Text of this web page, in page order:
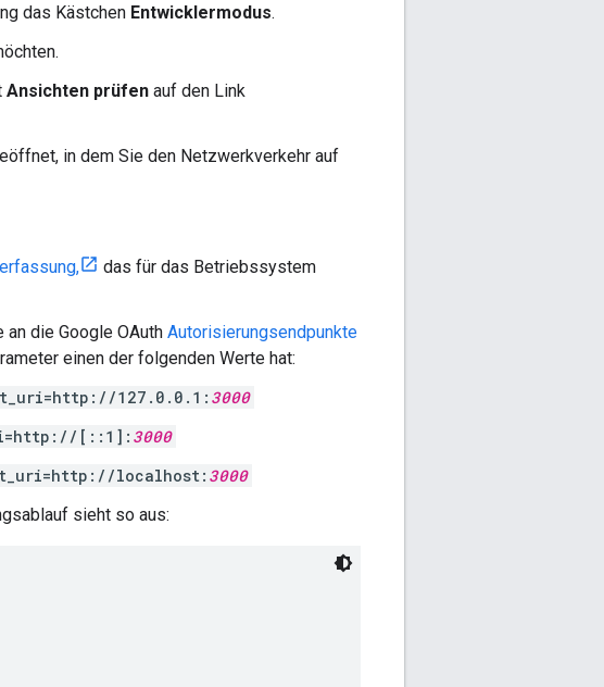
das Kästchen Entwicklermodus.
Ansichten prüfen auf den Link
in dem Sie den Netzwerkverkehr auf
das für das Betriebssystem
die Google OAuth Autorisierungsendpunkte
einen der folgenden Werte hat:
127.0.0.1: 3000
[::1]: 3000
localhost: 3000
sieht so aus: